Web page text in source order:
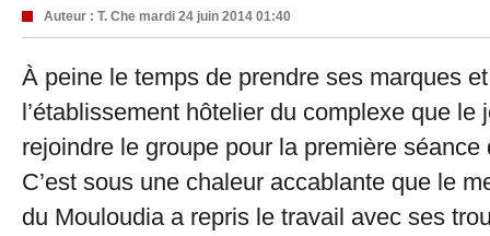
Auteur : T. Che mardi 24 juin 2014 01:40
À peine le temps de prendre ses marques
l’établissement hôtelier du complexe que le
rejoindre le groupe pour la première séance
C’est sous une chaleur accablante que le
du Mouloudia a repris le travail avec ses